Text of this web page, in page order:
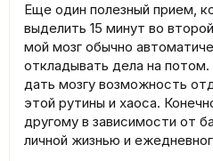
Еще один полезный прием,
выделить 15 минут во
мой мозг обычно
откладывать дела на
дать мозгу возможность
этой рутины и хаоса.
другому в зависимости от
личной жизнью и